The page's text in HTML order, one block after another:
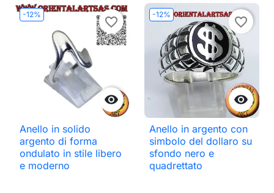
-12%

favorite_border
Anello in solido
argento di forma
ondulato in stile libero
e moderno
-12%

favorite_border
Anello in argento con
simbolo del dollaro su
sfondo nero e
quadrettato